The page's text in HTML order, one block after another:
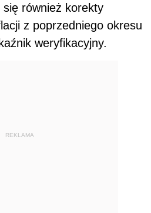
również korekty
z poprzedniego okresu
weryfikacyjny.
REKLAMA